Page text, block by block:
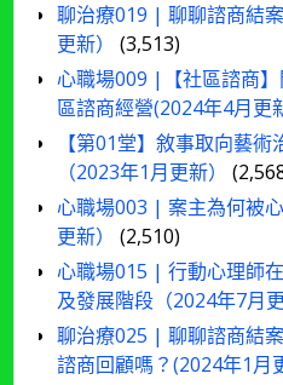
聊治療019 | 聊聊諮商結
更新）
(3,513)
心職場009 |【社區諮商
區諮商經營(2024年4月更
【第01堂】敘事取向藝
（2023年1月更新）
心職場003 | 案主為何被
更新）
(2,510)
心職場015 | 行動心理師
及發展階段（2024年7月更
聊治療025 | 聊聊諮商結
諮商回顧嗎？(2024年1月